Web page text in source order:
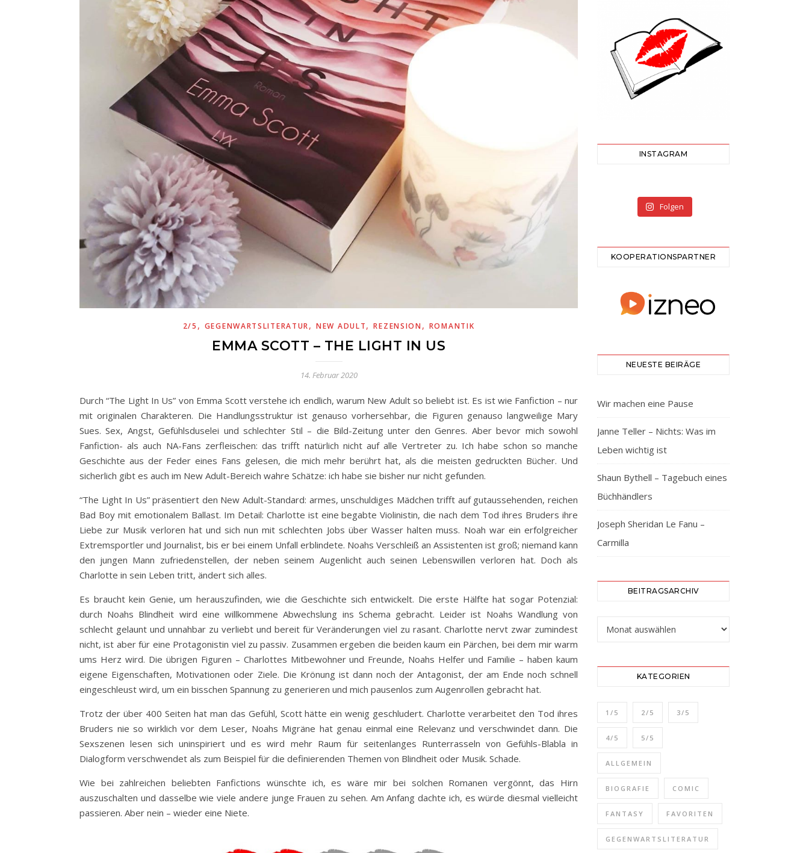
2/5 , GEGENWARTSLITERATUR,NEW ADULT,REZENSION , ROMANTIK
EMMA SCOTT – THE LIGHT IN US
14. Februar 2020
Durch “The Light In Us” von Emma Scott verstehe ich endlich, warum New Adult so beliebt ist. Es ist wie Fanfiction – nur
mit originalen Charakteren. Die Handlungsstruktur ist genauso vorhersehbar, die Figuren genauso langweilige Mary
Sues. Sex, Angst, Gefühlsduselei und schlechter Stil – die Bild-Zeitung unter den Genres. Aber bevor mich sowohl
Fanfiction- als auch NA-Fans zerfleischen: das trifft natürlich nicht auf alle Vertreter zu. Ich habe schon so manche
Geschichte aus der Feder eines Fans gelesen, die mich mehr berührt hat, als die meisten gedruckten Bücher. Und
sicherlich gibt es auch im New Adult-Bereich wahre Schätze: ich habe sie bisher nur nicht gefunden.
“The Light In Us” präsentiert den New Adult-Standard: armes, unschuldiges Mädchen trifft auf gutaussehenden, reichen
Bad Boy mit emotionalem Ballast. Im Detail: Charlotte ist eine begabte Violinistin, die nach dem Tod ihres Bruders ihre
Liebe zur Musik verloren hat und sich nun mit schlechten Jobs über Wasser halten muss. Noah war ein erfolgreicher
Extremsportler und Journalist, bis er bei einem Unfall erblindete. Noahs Verschleiß an Assistenten ist groß; niemand kann
den jungen Mann zufriedenstellen, der neben seinem Augenlicht auch seinen Lebenswillen verloren hat. Doch als
Charlotte in sein Leben tritt, ändert sich alles.
Es braucht kein Genie, um herauszufinden, wie die Geschichte sich entwickelt. Die erste Hälfte hat sogar Potenzial:
durch Noahs Blindheit wird eine willkommene Abwechslung ins Schema gebracht. Leider ist Noahs Wandlung von
schlecht gelaunt und unnahbar zu verliebt und bereit für Veränderungen viel zu rasant. Charlotte nervt zwar zumindest
nicht, ist aber für eine Protagonistin viel zu passiv. Zusammen ergeben die beiden kaum ein Pärchen, bei dem mir warm
ums Herz wird. Die übrigen Figuren – Charlottes Mitbewohner und Freunde, Noahs Helfer und Familie – haben kaum
eigene Eigenschaften, Motivationen oder Ziele. Die Krönung ist dann noch der Antagonist, der am Ende noch schnell
eingeschleust wird, um ein bisschen Spannung zu generieren und mich pausenlos zum Augenrollen gebracht hat.
Trotz der über 400 Seiten hat man das Gefühl, Scott hätte ein wenig geschludert. Charlotte verarbeitet den Tod ihres
Bruders nie so wirklich vor dem Leser, Noahs Migräne hat genau einmal eine Relevanz und verschwindet dann. Die
Sexszenen lesen sich uninspiriert und es wird mehr Raum für seitenlanges Runterrasseln von Gefühls-Blabla in
Dialogform verschwendet als zum Beispiel für die definierenden Themen von Blindheit oder Musik. Schade.
Wie bei zahlreichen beliebten Fanfictions wünschte ich, es wäre mir bei solchen Romanen vergönnt, das Hirn
auszuschalten und dasselbe wie viele andere junge Frauen zu sehen. Am Anfang dachte ich, es würde diesmal vielleicht
passieren. Aber nein – wieder eine Niete.
INSTAGRAM
Folgen
KOOPERATIONSPARTNER
NEUESTE BEIRÄGE
Wir machen eine Pause
Janne Teller – Nichts: Was im
Leben wichtig ist
Shaun Bythell – Tagebuch eines
Büchhändlers
Joseph Sheridan Le Fanu –
Carmilla
BEITRAGSARCHIV
KATEGORIEN
1/5 2/5 3/5
4/5 5/5
ALLGEMEIN
BIOGRAFIE COMIC
FANTASY FAVORITEN
GEGENWARTSLITERATUR